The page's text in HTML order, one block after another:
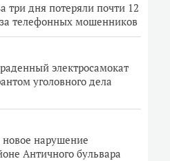
три дня потеряли почти 12
телефонных мошенников
электросамокат
уголовного дела
новое нарушение
Античного бульвара